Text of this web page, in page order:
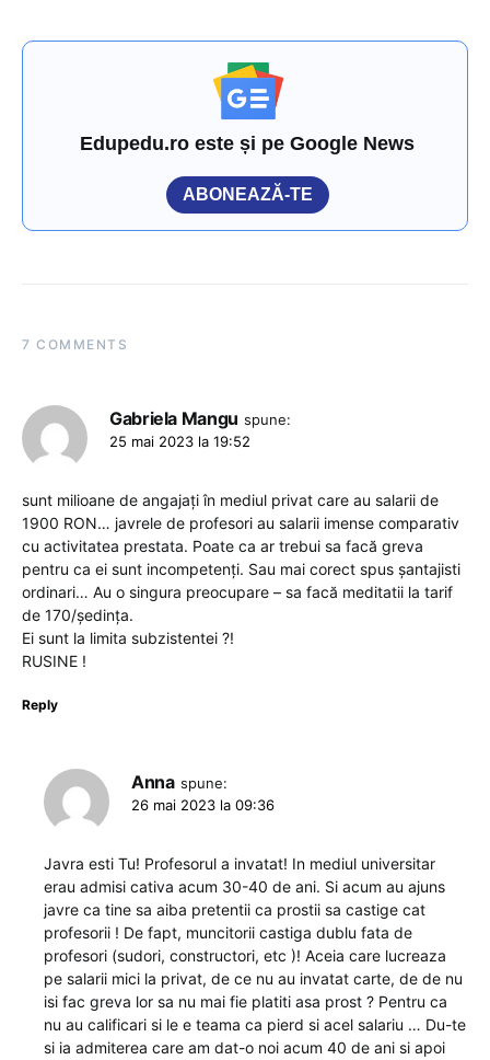
Edupedu.ro este și pe Google News
ABONEAZĂ-TE
7 COMMENTS
Gabriela Mangu spune:
25 mai 2023 la 19:52
sunt milioane de angajați în mediul privat care au salarii de
1900 RON… javrele de profesori au salarii imense comparativ
cu activitatea prestata. Poate ca ar trebui sa facă greva
pentru ca ei sunt incompetenți. Sau mai corect spus șantajisti
ordinari… Au o singura preocupare – sa facă meditatii la tarif
de 170/ședința.
Ei sunt la limita subzistentei ?!
RUSINE !
Reply
Anna spune:
26 mai 2023 la 09:36
Javra esti Tu! Profesorul a invatat! In mediul universitar
erau admisi cativa acum 30-40 de ani. Si acum au ajuns
javre ca tine sa aiba pretentii ca prostii sa castige cat
profesorii ! De fapt, muncitorii castiga dublu fata de
profesori (sudori, constructori, etc )! Aceia care lucreaza
pe salarii mici la privat, de ce nu au invatat carte, de de nu
isi fac greva lor sa nu mai fie platiti asa prost ? Pentru ca
nu au calificari si le e teama ca pierd si acel salariu … Du-te
si ia admiterea care am dat-o noi acum 40 de ani si apoi